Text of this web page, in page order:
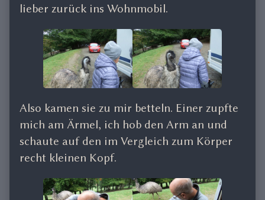
lieber zurück ins Wohnmobil.
Also kamen sie zu mir betteln. Einer zupfte
mich am Ärmel, ich hob den Arm an und
schaute auf den im Vergleich zum Körper
recht kleinen Kopf.